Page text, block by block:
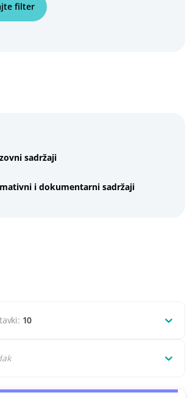
filter
sadržaji
i dokumentarni sadržaji
10